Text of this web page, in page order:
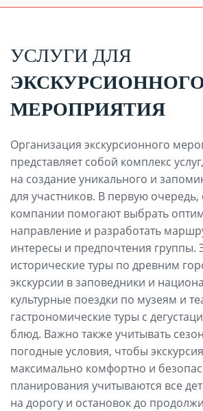
УСЛУГИ ДЛЯ
МЕРОПРИЯТИЯ
Организация экскурсионного
представляет собой комплекс
на создание уникального и
для участников. В первую очередь,
компании помогают выбрать
направление и разработать
интересы и предпочтения группы.
исторические туры по древним
экскурсии в заповедники и
культурные поездки по музеям и
гастрономические туры с
блюд. Важно также учитывать
погодные условия, чтобы
максимально комфортно и
планирования учитываются все
на дорогу и остановок до